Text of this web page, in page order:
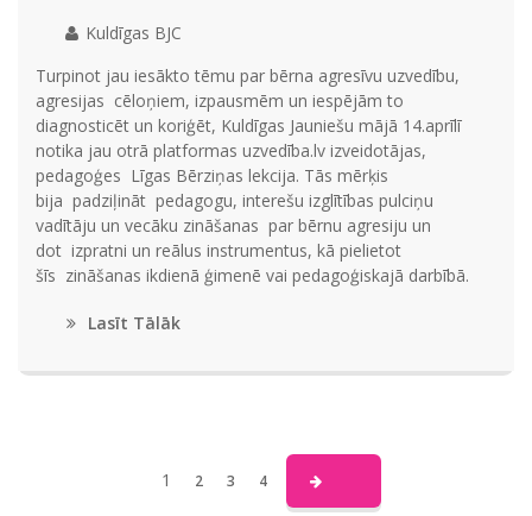
Kuldīgas BJC
Turpinot jau iesākto tēmu par bērna agresīvu uzvedību,
agresijas cēloņiem, izpausmēm un iespējām to
diagnosticēt un koriģēt, Kuldīgas Jauniešu mājā 14.aprīlī
notika jau otrā platformas uzvedība.lv izveidotājas,
pedagoģes Līgas Bērziņas lekcija. Tās mērķis
bija padziļināt pedagogu, interešu izglītības pulciņu
vadītāju un vecāku zināšanas par bērnu agresiju un
dot izpratni un reālus instrumentus, kā pielietot
šīs zināšanas ikdienā ģimenē vai pedagoģiskajā darbībā.
Lasīt Tālāk
1 2 3 4